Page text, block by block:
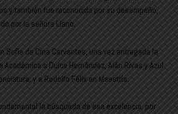
y también fue reconocida por su desempeño,
por la señora Llano.
Sofía de Cina Cervantes, una vez entregada la
Académica a Dulce Hernández, Alán Rivas y Azul
y a Rodolfo Félix en Maestría.
la búsqueda de esa excelencia, por